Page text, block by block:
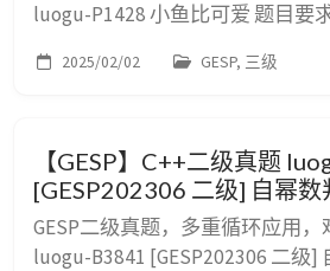
luogu-P1428 小鱼比可爱 题目要
“比可爱”比赛，比的是每只鱼的
整数越大，表示这只鱼越可爱，
爱程度可能一样。由于所有的鱼头
2025/02/02 GESP, 三级
【GESP】C++二级真题
[GESP202306 二级] 自幂数
GESP二级真题，多重循环应
luogu-B3841 [GESP202306 二级]